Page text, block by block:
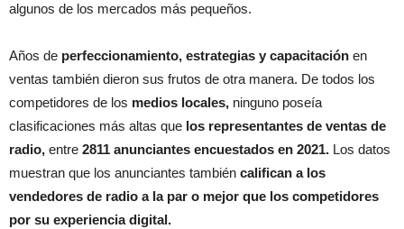
algunos de los mercados más pequeños.
Años de perfeccionamiento, estrategias y capacitación en
ventas también dieron sus frutos de otra manera. De todos los
competidores de los medios locales, ninguno poseía
clasificaciones más altas que los representantes de ventas de
radio, entre 2811 anunciantes encuestados en 2021. Los datos
muestran que los anunciantes también califican a los
vendedores de radio a la par o mejor que los competidores
por su experiencia digital.